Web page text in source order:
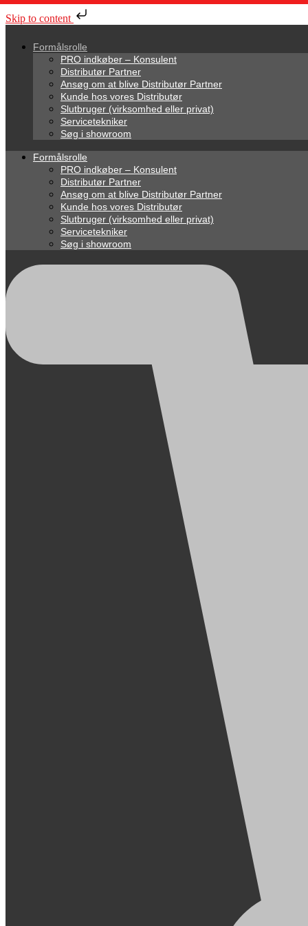
Skip to content
Formålsrolle
PRO indkøber – Konsulent
Distributør Partner
Ansøg om at blive Distributør Partner
Kunde hos vores Distributør
Slutbruger (virksomhed eller privat)
Servicetekniker
Søg i showroom
Formålsrolle
PRO indkøber – Konsulent
Distributør Partner
Ansøg om at blive Distributør Partner
Kunde hos vores Distributør
Slutbruger (virksomhed eller privat)
Servicetekniker
Søg i showroom